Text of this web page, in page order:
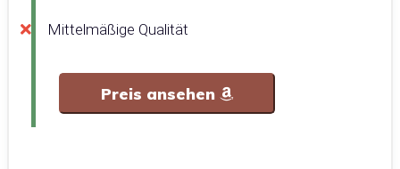
Mittelmäßige Qualität
Preis ansehen